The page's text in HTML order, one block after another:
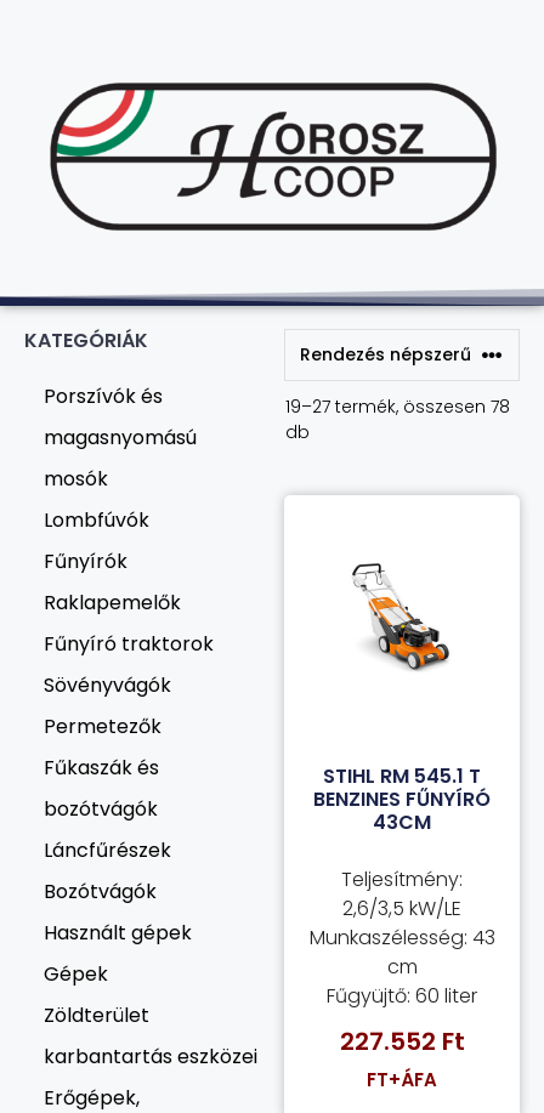
KATEGÓRIÁK
Porszívók és
magasnyomású
mosók
Lombfúvók
Fűnyírók
Raklapemelők
Fűnyíró traktorok
Sövényvágók
Permetezők
Fűkaszák és
bozótvágók
Láncfűrészek
Bozótvágók
Használt gépek
Gépek
Zöldterület
karbantartás eszközei
Erőgépek,
19–27 termék, összesen 78
db
STIHL RM 545.1 T
BENZINES FŰNYÍRÓ
43CM
Teljesítmény:
2,6/3,5 kW/LE
Munkaszélesség: 43
cm
Fűgyüjtő: 60 liter
227.552 Ft
FT+ÁFA